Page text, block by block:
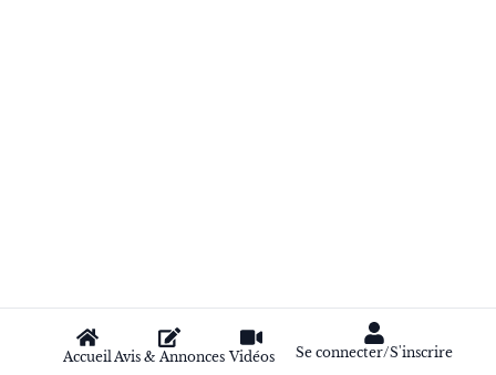
AccueilAvis & Annonces Vidéos Se connecter/S'inscrire